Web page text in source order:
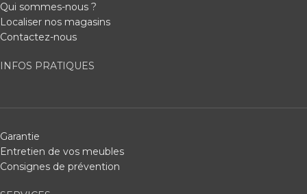
Qui sommes-nous ?
Localiser nos magasins
Contactez-nous
INFOS PRATIQUES
Garantie
Entretien de vos meubles
Consignes de prévention